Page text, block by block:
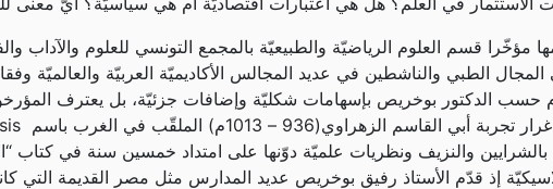
قسم العلوم الرياضيّة والطبيعيّة بالمجمع التونسي للعلوم والآداب
الطبي والناشطين في عديد المجالس الأكاديميّة العربيّة والعالميّة وفقا
حسب الدكتور بوخريص بإسهامات شكليّة وإضافات جزئيّة، بل يعترف
والنزيف ونظريات علميّة دوّنها على امتداد خمسين سنة في كتاب
إذ قدّم الأستاذ رفيق بوخريص عديد المدارس مثل مصر القديمة التي